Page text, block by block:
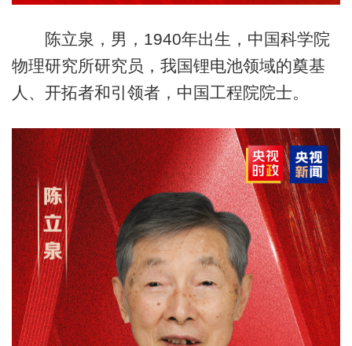
陈立泉，男，1940年出生，中国科学院
物理研究所研究员，我国锂电池领域的奠基
人、开拓者和引领者，中国工程院院士。